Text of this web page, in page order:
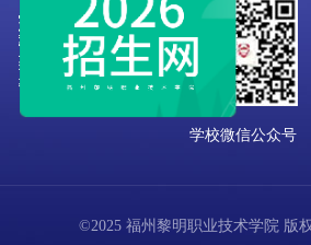
学校微信公众号
©2025 福州黎明职业技术学院 版